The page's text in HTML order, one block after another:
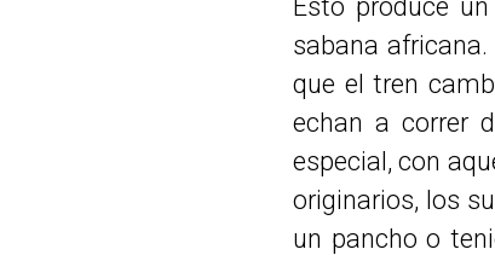
Esto produce
sabana
que el tren
echan a correr
especial, con
originarios, los
un pancho o